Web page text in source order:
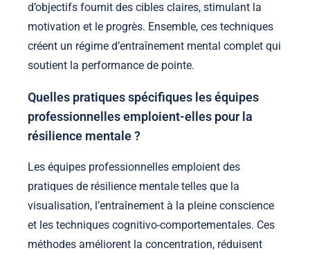
d’objectifs fournit des cibles claires, stimulant la
motivation et le progrès. Ensemble, ces techniques
créent un régime d’entraînement mental complet qui
soutient la performance de pointe.
Quelles pratiques spécifiques les équipes
professionnelles emploient-elles pour la
résilience mentale ?
Les équipes professionnelles emploient des
pratiques de résilience mentale telles que la
visualisation, l’entraînement à la pleine conscience
et les techniques cognitivo-comportementales. Ces
méthodes améliorent la concentration, réduisent